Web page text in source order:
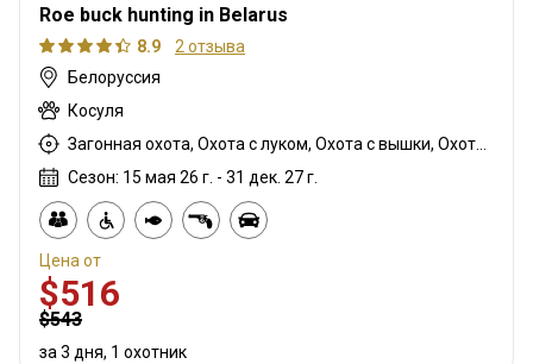
Roe buck hunting in Belarus
8.9
2 отзыва
Белоруссия
Косуля
Загонная охота, Охота с луком, Охота с вышки, Охота из укрытия, Охота с карабином, Охота с дробовиком, Охота с подхода, Охота с собаками
Сезон: 15 мая 26 г. - 31 дек. 27 г.
Цена от
$516
$543
за 3 дня, 1 охотник